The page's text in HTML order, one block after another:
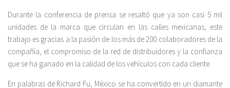
Durante la conferencia de prensa se resaltó que ya son casi 5 mil
unidades de la marca que circulan en las calles mexicanas, este
trabajo es gracias a la pasión de los más de 200 colaboradores de la
compañía, el compromiso de la red de distribuidores y la confianza
que se ha ganado en la calidad de los vehículos con cada cliente.
En palabras de Richard Fu, México se ha convertido en un diamante